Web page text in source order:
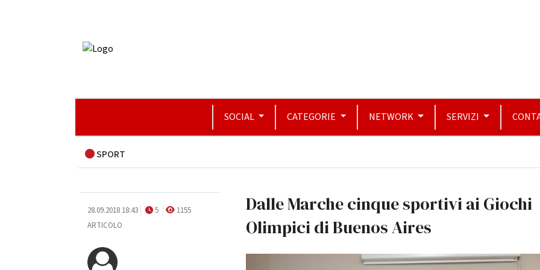
SOCIAL CATEGORIE NETWORK SERVIZI
SPORT
28.09.2018 18:43 5
1155
ARTICOLO
Dalle Marche cinque sportivi ai Giochi
Olimpici di Buenos Aires